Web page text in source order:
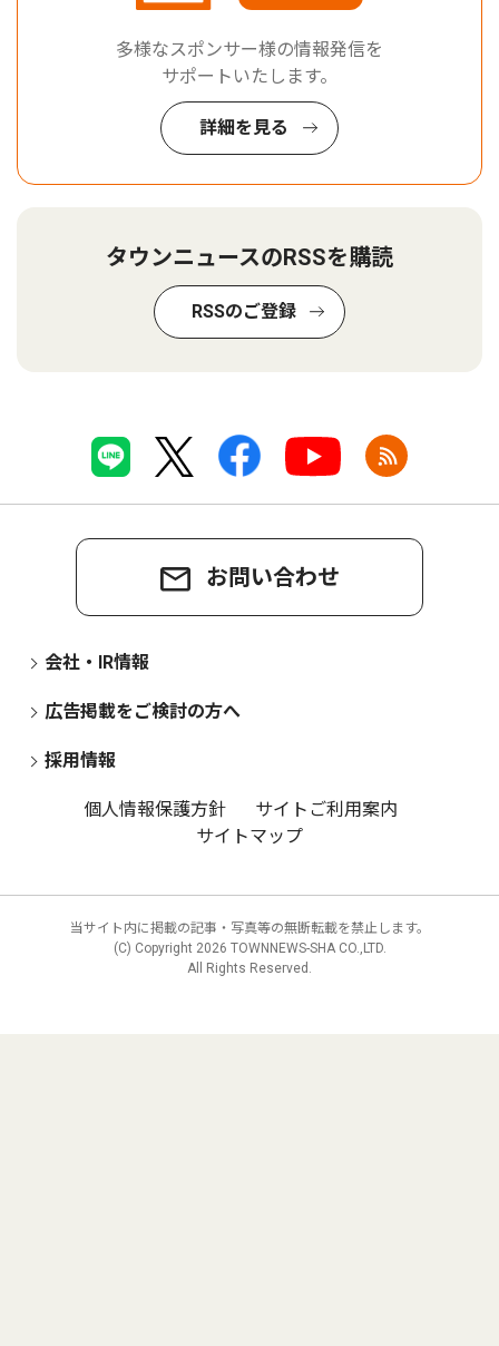
多様なスポンサー様の情報発信を
サポートいたします。
詳細を見る
タウンニュースのRSSを購読
RSSのご登録
お問い合わせ
会社・IR情報
広告掲載をご検討の方へ
採用情報
個人情報保護方針
サイトご利用案内
サイトマップ
当サイト内に掲載の記事・写真等の無断転載を禁止します。
(C) Copyright 2026 TOWNNEWS-SHA CO.,LTD.
All Rights Reserved.